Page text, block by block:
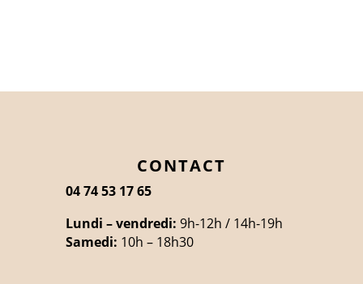
CONTACT
04 74 53 17 65
Lundi – vendredi: 9h-12h / 14h-19h
Samedi: 10h – 18h30